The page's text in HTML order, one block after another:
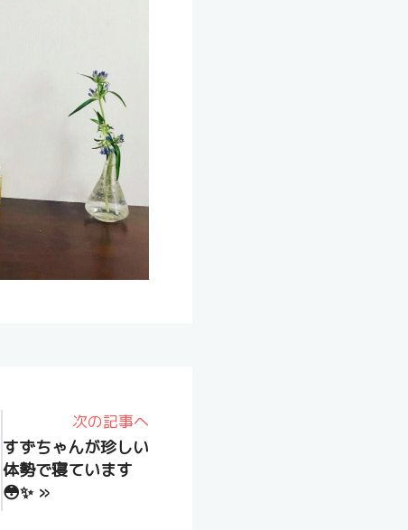
次の記事へ
すずちゃんが珍しい
体勢で寝ています
😳✨»